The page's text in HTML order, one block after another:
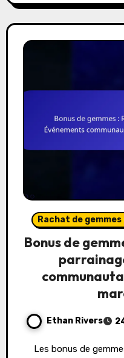
Rachat de gemmes
Bonus de
Ethan Rivers
Les bonus de gemmes dans Yu-Gi-Oh! Duel Links